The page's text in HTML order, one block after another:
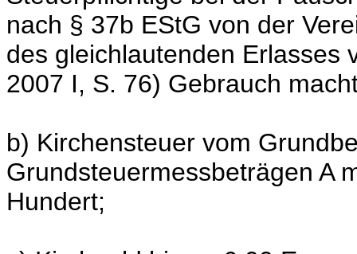
nach § 37b EStG von der
des gleichlautenden Erlasses
2007 I, S. 76) Gebrauch
b) Kirchensteuer vom
Grundsteuermessbeträgen A
Hundert;